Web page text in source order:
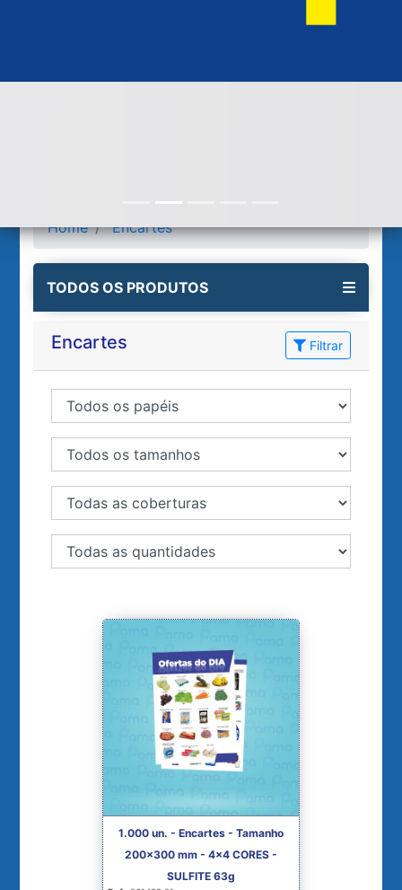
Home Encartes
TODOS OS PRODUTOS
Encartes Filtrar
1.000 un. - Encartes - Tamanho
200x300 mm - 4x4 CORES -
SULFITE 63g